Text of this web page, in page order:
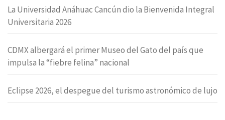
La Universidad Anáhuac Cancún dio la Bienvenida Integral
Universitaria 2026
CDMX albergará el primer Museo del Gato del país que
impulsa la “fiebre felina” nacional
Eclipse 2026, el despegue del turismo astronómico de lujo